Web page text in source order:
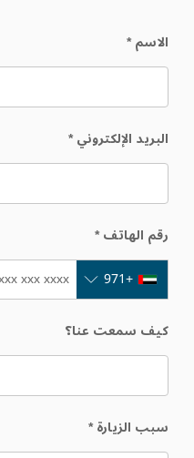
الاسم*
البريد الإلكتروني*
رقم الهاتف*
+971
كيف سمعت عنا؟
سبب الزيارة*